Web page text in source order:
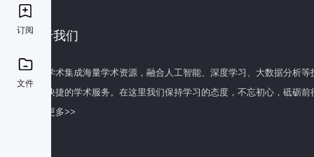
订阅
文件
关于我们
百度学术集成海量学术资源，融合人工智能、深度学习、大数据分析
全面快捷的学术服务。在这里我们保持学习的态度，不忘初心，砥砺前
了解更多>>